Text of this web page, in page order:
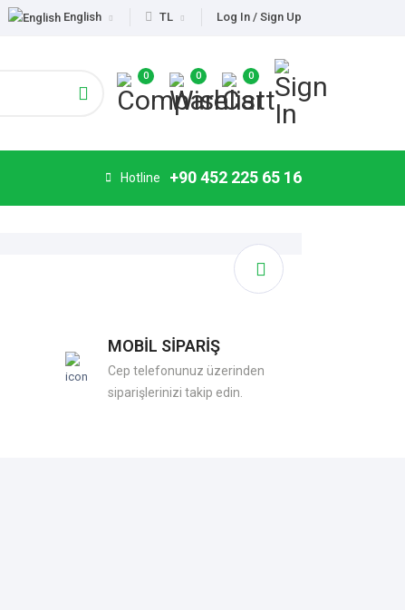
English TL Log In / Sign Up
0 0 0
Hotline +90 452 225 65 16
MOBİL SİPARİŞ
Cep telefonunuz üzerinden
siparişlerinizi takip edin.